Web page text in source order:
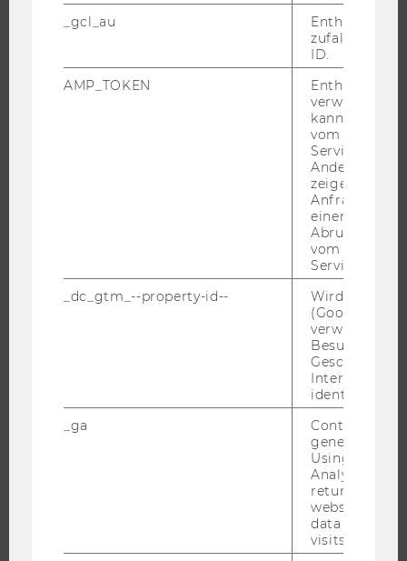
UNIVERSITÄT
ÜBER DIE WU
ORGANISATION
RESEARCH CAREER
_gcl_au
Enthält eine
ID.
AMP_TOKEN
Enthält ein
verwendet
kann, um
vom AMP-
Service
Andere
zeigen Opt-
Anfrage im
einen Fehler
Abrufen
vom AMP
Service an.
_dc_gtm_--property-id--
Wird von
(Google Tag
verwendet,
Besucher
Geschlecht
Interessen zu
identifizieren.
_ga
Contains a
generated
Using this
Analytics can
returning
website and
data from
visits.